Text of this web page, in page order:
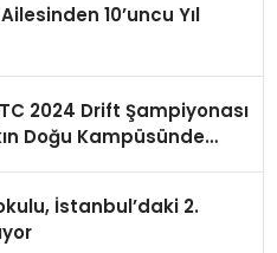
10’uncu Yıl
2024 Drift Şampiyonası
Doğu Kampüsünde
İstanbul’daki 2.